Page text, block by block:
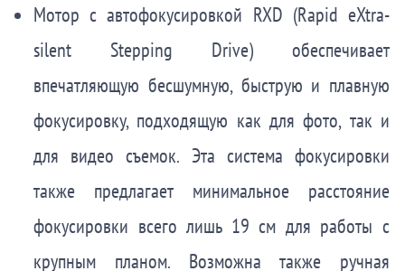
Мотор с автофокусировкой RXD (Rapid eXtra-
silent Stepping Drive) обеспечивает
впечатляющую бесшумную, быструю и плавную
фокусировку, подходящую как для фото, так и
для видео съемок. Эта система фокусировки
также предлагает минимальное расстояние
фокусировки всего лишь 19 см для работы с
крупным планом. Возможна также ручная